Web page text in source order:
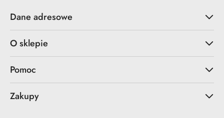
Dane adresowe
O sklepie
Pomoc
Zakupy